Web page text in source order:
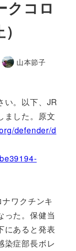
クコロ
著
山本節子
い。以下、JR
ました。原文
defender/d
ワクチンキ
った。保健当
にあると発表
染症部長ボレ